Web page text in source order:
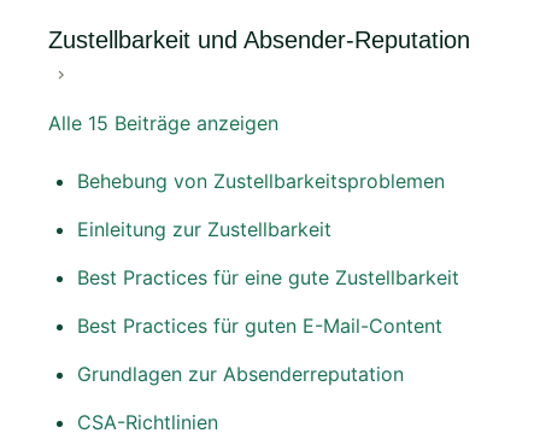
Zustellbarkeit und Absender-Reputation
Alle 15 Beiträge anzeigen
Behebung von Zustellbarkeitsproblemen
Einleitung zur Zustellbarkeit
Best Practices für eine gute Zustellbarkeit
Best Practices für guten E-Mail-Content
Grundlagen zur Absenderreputation
CSA-Richtlinien